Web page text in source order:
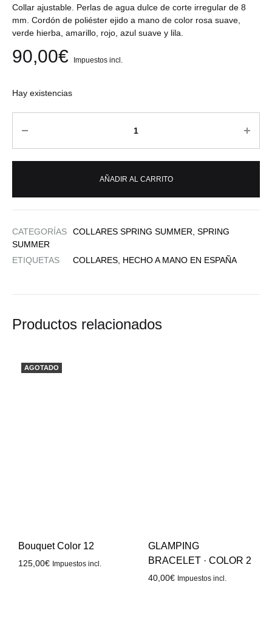
Collar ajustable. Perlas de agua dulce de corte irregular de 8
mm. Cordón de poliéster ejido a mano de color rosa suave,
verde hierba, amarillo, rojo, azul suave y lila.
90,00€ Impuestos incl.
Hay existencias
AÑADIR AL CARRITO
CATEGORÍAS COLLARES SPRING SUMMER SPRING
SUMMER
ETIQUETAS
COLLARES HECHO A MANO EN ESPAÑA
Productos relacionados
AGOTADO
Bouquet Color 12
125,00€ Impuestos incl.
GLAMPING
BRACELET · COLOR 2
40,00€ Impuestos incl.